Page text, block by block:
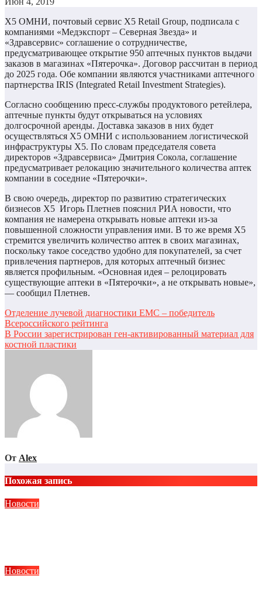
X5 ОМНИ, почтовый сервис Х5 Retail Group, подписала с
компаниями «Медэкспорт – Северная Звезда» и
«Здравсервис» соглашение о сотрудничестве,
предусматривающее открытие 950 аптечных пунктов выдачи
заказов в магазинах «Пятерочка». Договор рассчитан в период
до 2025 года. Обе компании являются участниками аптечного
партнерства IRIS (Integrated Retail Investment Strategies).
Согласно сообщению пресс-службы продуктового ретейлера,
аптечные пункты будут открываться на условиях
долгосрочной аренды. Доставка заказов в них будет
осуществляться Х5 ОМНИ с использованием логистической
инфраструктуры X5. По словам председателя совета
директоров «Здравсервиса» Дмитрия Сокола, соглашение
предусматривает релокацию значительного количества аптек
компании в соседние «Пятерочки».
В свою очередь, директор по развитию стратегических
бизнесов X5 Игорь Плетнев пояснил РИА новости, что
компания не намерена открывать новые аптеки из-за
повышенной сложности управления ими. В то же время X5
стремится увеличить количество аптек в своих магазинах,
поскольку такое соседство удобно для покупателей, за счет
привлечения партнеров, для которых аптечный бизнес
является профильным. «Основная идея – релоцировать
существующие аптеки в «Пятерочки», а не открывать новые»,
— сообщил Плетнев.
Навигация
по
записям
Отделение лучевой диагностики EMC – победитель
Всероссийского рейтинга
В России зарегистрирован ген-активированный материал для
костной пластики
От Alex
Похожая запись
Новости
Новости